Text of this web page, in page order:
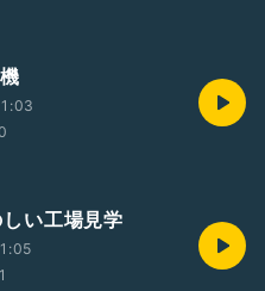
い工場見学